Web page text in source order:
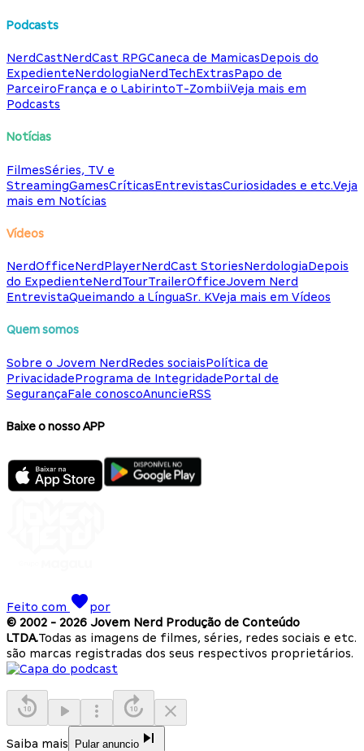
Podcasts
NerdCastNerdCast RPGCaneca de MamicasDepois do
ExpedienteNerdologiaNerdTechExtrasPapo de
ParceiroFrança e o LabirintoT-ZombiiVeja mais em
Podcasts
Notícias
FilmesSéries, TV e
StreamingGamesCríticasEntrevistasCuriosidades e etc.Veja
mais em Notícias
Vídeos
NerdOfficeNerdPlayerNerdCast StoriesNerdologiaDepois
do ExpedienteNerdTourTrailerOfficeJovem Nerd
EntrevistaQueimando a LínguaSr. KVeja mais em Vídeos
Quem somos
Sobre o Jovem NerdRedes sociaisPolítica de
PrivacidadePrograma de IntegridadePortal de
SegurançaFale conoscoAnuncieRSS
Baixe o nosso APP
Feito com
por
© 2002 - 2026 Jovem Nerd Produção de Conteúdo
LTDA.Todas as imagens de filmes, séries, redes sociais e etc.
são marcas registradas dos seus respectivos proprietários.
Saiba mais Pular anuncio